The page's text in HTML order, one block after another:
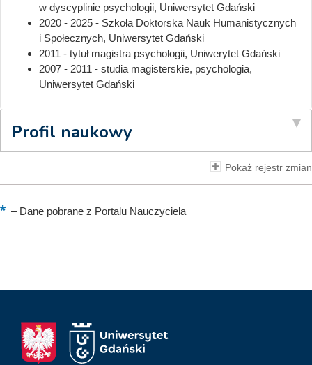
w dyscyplinie psychologii, Uniwersytet Gdański
2020 - 2025 - Szkoła Doktorska Nauk Humanistycznych
i Społecznych, Uniwersytet Gdański
2011 - tytuł magistra psychologii, Uniwerytet Gdański
2007 - 2011 - studia magisterskie, psychologia,
Uniwersytet Gdański
Profil naukowy
Pokaż rejestr zmian
–Dane pobrane z Portalu Nauczyciela